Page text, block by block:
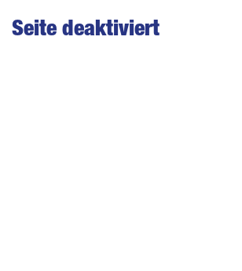
Seite deaktiviert